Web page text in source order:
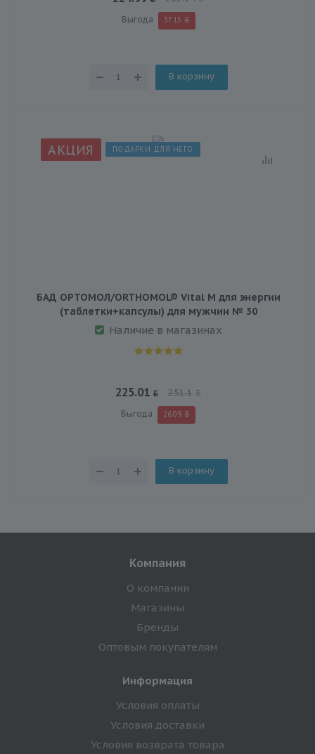
Выгода 37.15
В корзину
АКЦИЯ ПОДАРКИ ДЛЯ НЕГО
БАД ОРТОМОЛ/ORTHOMOL® Vital M для энергии
(таблетки+капсулы) для мужчин № 30
Наличие в магазинах
225.01 251.1
Выгода 26.09
В корзину
Компания
О компании
Магазины
Бренды
Оптовым покупателям
Информация
Условия оплаты
Условия доставки
Условия возврата товара